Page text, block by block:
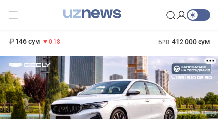
146 сум -0.18 БРВ 412 000 сум